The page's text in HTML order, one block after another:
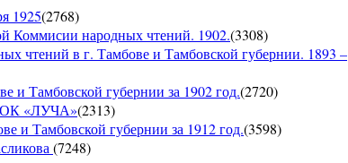
1925(2768)
народных чтений. 1902.(3308)
чтений в г. Тамбове и Тамбовской губернии. 1893 –
и Тамбовской губернии за 1902 год.(2720)
«ЛУЧА»(2313)
и Тамбовской губернии за 1912 год.(3598)
(7248)